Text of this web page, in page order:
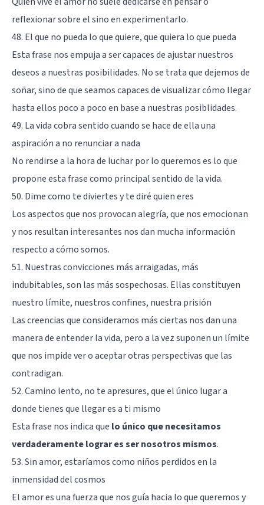
reflexionar sobre el sino en experimentarlo.
48. El que no pueda lo que quiere, que quiera lo que pueda
Esta frase nos empuja a ser capaces de ajustar nuestros
deseos a nuestras posibilidades. No se trata que dejemos de
soñar, sino de que seamos capaces de visualizar cómo llegar
hasta ellos poco a poco en base a nuestras posiblidades.
49. La vida cobra sentido cuando se hace de ella una
aspiración a no renunciar a nada
No rendirse a la hora de luchar por lo queremos es lo que
propone esta frase como principal sentido de la vida.
50. Dime como te diviertes y te diré quien eres
Los aspectos que nos provocan alegría, que nos emocionan
y nos resultan interesantes nos dan mucha información
respecto a cómo somos.
51. Nuestras convicciones más arraigadas, más
indubitables, son las más sospechosas. Ellas constituyen
nuestro límite, nuestros confines, nuestra prisión
Las creencias que consideramos más ciertas nos dan una
manera de entender la vida, pero a la vez suponen un límite
que nos impide ver o aceptar otras perspectivas que las
contradigan.
52. Camino lento, no te apresures, que el único lugar a
donde tienes que llegar es a ti mismo
Esta frase nos indica que lo único que necesitamos
verdaderamente lograr es ser nosotros mismos.
53. Sin amor, estaríamos como niños perdidos en la
inmensidad del cosmos
El amor es una fuerza que nos guía hacia lo que queremos y